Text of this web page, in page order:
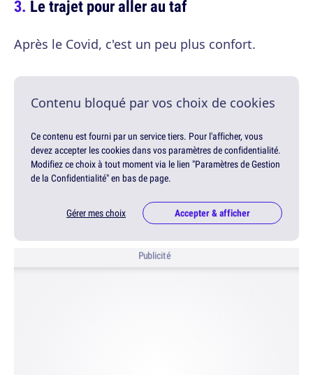
Le trajet pour aller au taf
Après le Covid, c'est un peu plus confort.
Contenu bloqué par vos choix de cookies
Ce contenu est fourni par un service tiers. Pour l'afficher, vous
devez accepter les cookies dans vos paramètres de confidentialité.
Modifiez ce choix à tout moment via le lien "Paramètres de Gestion
de la Confidentialité" en bas de page.
Gérer mes choix Accepter & afficher
Publicité